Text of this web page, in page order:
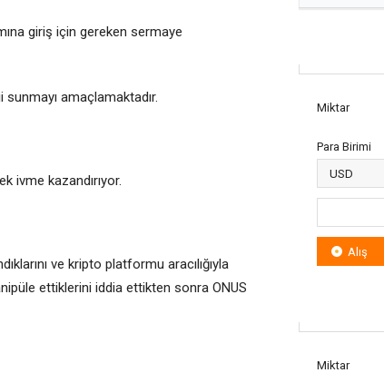
giriş için gereken sermaye
amaçlamaktadır.
ivme kazandırıyor.
ve kripto platformu aracılığıyla
ettiklerini iddia ettikten sonra ONUS
Miktar
Para Birimi
Alış
Miktar